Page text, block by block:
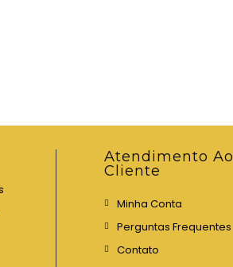
Atendimento Ao
Cliente
Minha Conta
Perguntas Frequentes
Contato